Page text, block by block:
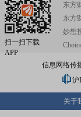
扫一扫下载
APP
东方
东方
妙想
信息网络传
沪
关于